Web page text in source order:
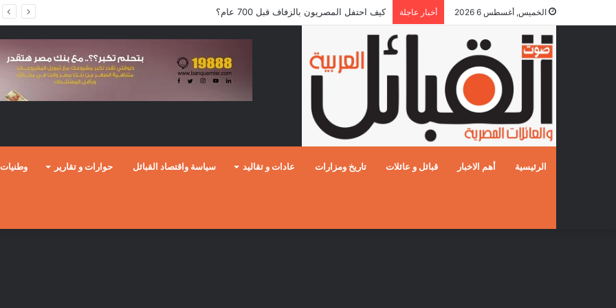
الخميس, أغسطس 6 2026 أخبار عاجلة كيف احتفل المصريون بالزفاف قبل 700 عام؟
الرئيسية أهم الاخبار قبائل و عائلات تاريخ ومزارات عادات و تقاليد سياسة واقتصاد القبائل حوارات و تقارير وطنيات